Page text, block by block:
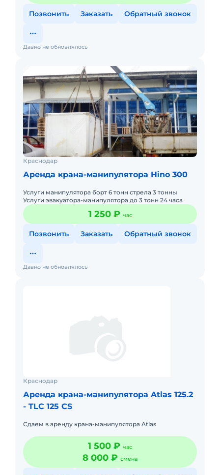
Позвонить Заказать Обратный звонок
Давно не обновлялось
Краснодар
Аренда крана-манипулятора Hino 300
Услуги манипулятора борт 6 тонн стрела 3 тонны
Услуги эвакуатора-манипулятора до 3 тонн 24 часа
1 250 ₽ час
Позвонить Заказать Обратный звонок
Давно не обновлялось
Краснодар
Аренда крана-манипулятора Atlas 125.2
- TLC 125 CS
Сдаем в аренду крана-манипулятора Atlas
1 500 ₽ час
8 000 ₽ смена